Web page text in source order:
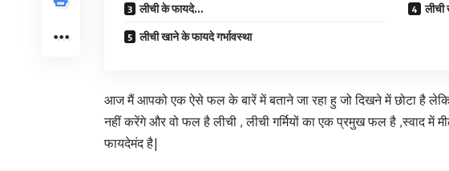
लीची के फायदे…
लीची खाने के फायदे गर्भावस्था
आज मैं आपको एक ऐसे फल के बारें में बताने जा रहा हु जो दिखने में छोटा है
नहीं करेंगे और वो फल है लीची , लीची गर्मियों का एक प्रमुख फल है ,स्वाद में
फायदेमंद है|